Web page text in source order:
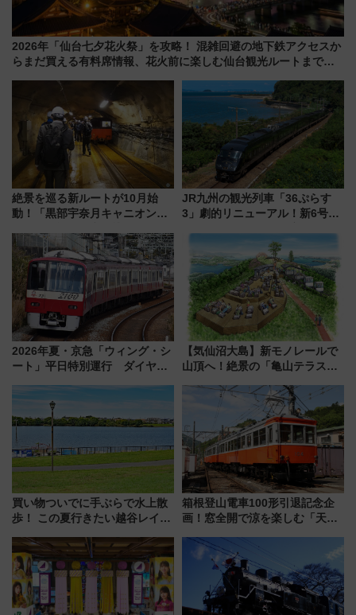
2026年「仙台七夕花火祭」を攻略！ 混雑回避の地下鉄アクセスか
らまだ買える有料席情報、花火前に楽しむ仙台観光ルートまで解
絶景を巡る新ルートが10月始
動！「黒部宇奈月キャニオンル
ジ」がオープン
JR九州の観光列車「36ぷらす
3」劇的リニューアル！新6号車
別 “プレミアムランチ”導入･ル
ートや価格など解説
2026年夏・京急「ウィング・シ
ート」平日特別運行 ダイヤ・
三浦海岸を堪能できるお出かけ
プランもご紹介
【気仙沼大島】新モノレールで
山頂へ！絶景の「亀山テラス
暇村のお得な日帰りプランも登
買い物ついでに手ぶらで水上散
歩！ この夏行きたい越谷レイク
ア「LAKESIDE PARK」（埼玉
県越谷市）
箱根登山電車100形引退記念企
画！窓全開で涼を楽しむ「天然
発売